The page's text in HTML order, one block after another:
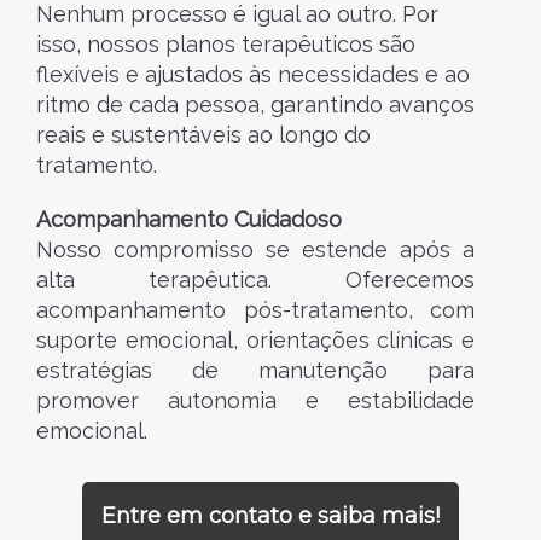
Nenhum processo é igual ao outro. Por
isso, nossos planos terapêuticos são
flexíveis e ajustados às necessidades e ao
ritmo de cada pessoa, garantindo avanços
reais e sustentáveis ao longo do
tratamento.
Acompanhamento Cuidadoso
Nosso compromisso se estende após a
alta terapêutica. Oferecemos
acompanhamento pós-tratamento, com
suporte emocional, orientações clínicas e
estratégias de manutenção para
promover autonomia e estabilidade
emocional.
Entre em contato e saiba mais!